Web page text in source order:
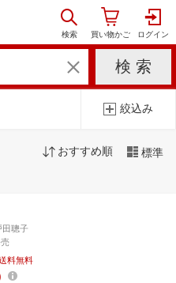
絞込み
おすすめ順 標準
田聰子
料無料